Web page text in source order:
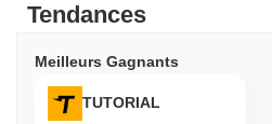
Tendances
Meilleurs Gagnants
TUTORIAL